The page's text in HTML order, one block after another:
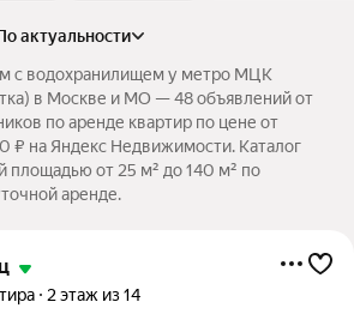
по актуальности
с водохранилищем у метро МЦК
в Москве и МО — 48 объявлений от
по аренде квартир по цене от
на Яндекс Недвижимости. Каталог
площадью от 25 м² до 140 м² по
аренде.
2 этаж из 14